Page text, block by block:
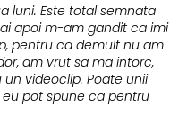
luni. Este total semnata
apoi m-am gandit ca imi
pentru ca demult nu am
am vrut sa ma intorc,
videoclip. Poate unii
pot spune ca pentru